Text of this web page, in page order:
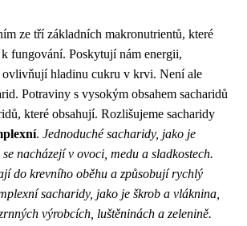
ze tří základních makronutrientů, které
fungování. Poskytují nám energii,
ovlivňují hladinu cukru v krvi. Není ale
Potraviny s vysokým obsahem sacharidů
které obsahují. Rozlišujeme sacharidy
. Jednoduché sacharidy, jako je
nacházejí v ovoci, medu a sladkostech.
do krevního oběhu a způsobují rychlý
sacharidy, jako je škrob a vláknina,
výrobcích, luštěninách a zelenině.